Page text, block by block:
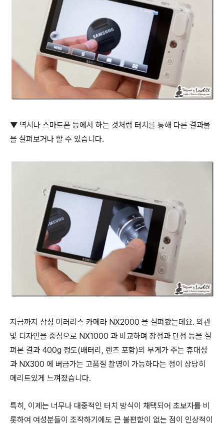
▼ 역시나 스마트폰 등에서 하는 것처럼 터치를 통해 다른 결과물
을 살펴보거나 할 수 있습니다.
지금까지 삼성 미러리스 카메라 NX2000 을 살펴봤는데요. 외관
및 디자인을 중심으로 NX1000 과 비교하며 장점과 단점 등을 살
펴본 결과 400g 정도(배터리, 렌즈 포함)의 무게가 주는 휴대성
과 NX300 에 버금가는 고품질 촬영이 가능하다는 점이 상당히
메리트있게 느껴졌습니다.
특히, 이제는 너무나 대중적인 터치 방식이 채택되어 초보자를 비
롯하여 여성분들이 조작하기에도 큰 불편함이 없는 점이 인상적이